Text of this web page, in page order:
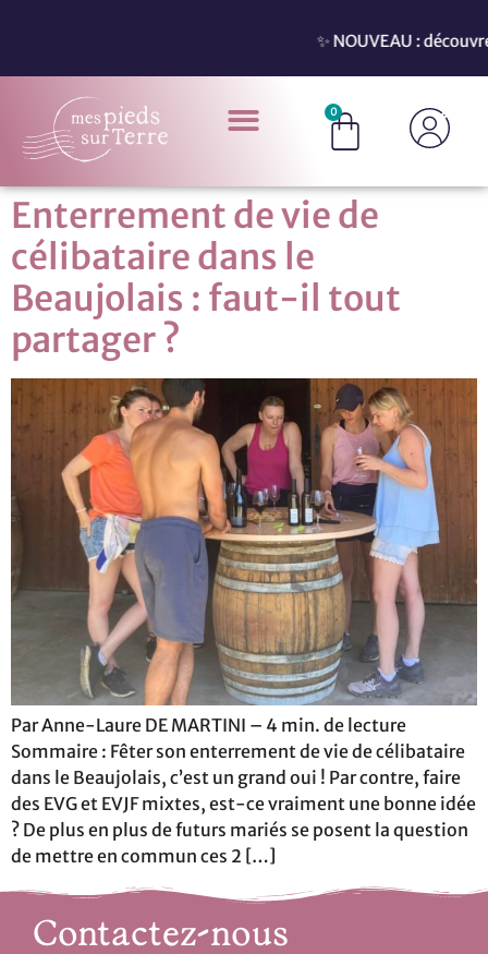
✨ NOUVEAU :
0
Enterrement de vie de
célibataire dans le
Beaujolais : faut-il tout
partager ?
Par Anne-Laure DE MARTINI – 4 min. de lecture
Sommaire : Fêter son enterrement de vie de célibataire
dans le Beaujolais, c’est un grand oui ! Par contre, faire
des EVG et EVJF mixtes, est-ce vraiment une bonne idée
? De plus en plus de futurs mariés se posent la question
de mettre en commun ces 2 […]
Contactez-nous